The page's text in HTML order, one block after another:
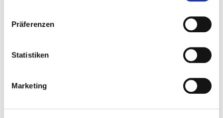
Präferenzen
Statistiken
Marketing
Benjamin
09721 931-600